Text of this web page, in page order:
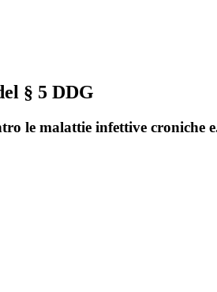
§ 5 DDG
le malattie infettive croniche